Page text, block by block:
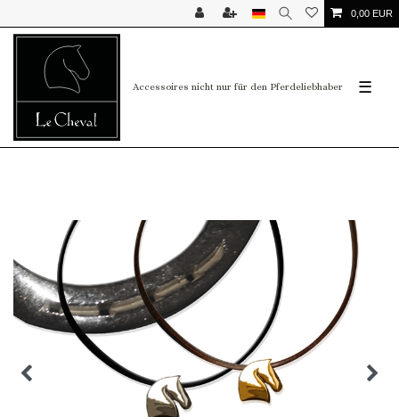
0,00 EUR
Accessoires nicht nur für den Pferdeliebhaber ☰